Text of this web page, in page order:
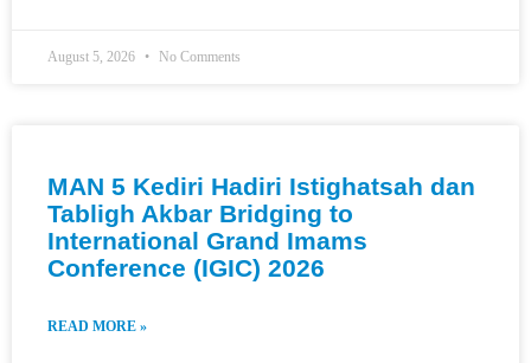
August 5, 2026 No Comments
MAN 5 Kediri Hadiri Istighatsah dan
Tabligh Akbar Bridging to
International Grand Imams
Conference (IGIC) 2026
READ MORE »